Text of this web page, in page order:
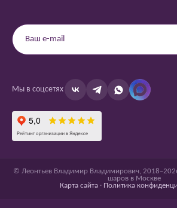
Мы в соцсетях
© Леонтьев Владимир Владимирович,
шаров в Москве
Карта сайта· Политика